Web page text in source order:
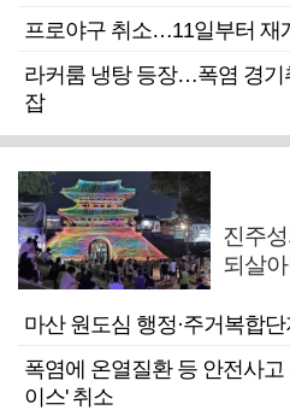
프로야구 취소…11일부터 재
라커룸 냉탕 등장…폭염 경기
잡
진주
되살
마산 원도심 행정·주거복합
폭염에 온열질환 등 안전사
이스' 취소